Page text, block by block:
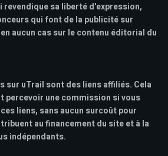
revendique sa liberté d'expression,
qui font de la publicité sur
aucun cas sur le contenu éditorial du
sur uTrail sont des liens affiliés. Cela
percevoir une commission si vous
liens, sans aucun surcoût pour
au financement du site et à la
indépendants.